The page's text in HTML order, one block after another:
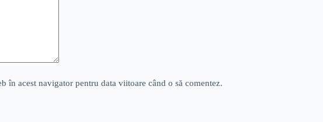
în acest navigator pentru data viitoare când o să comentez.